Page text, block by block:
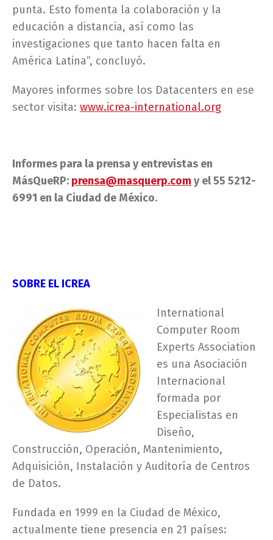
punta. Esto fomenta la colaboración y la
educación a distancia, así como las
investigaciones que tanto hacen falta en
América Latina”, concluyó.
Mayores informes sobre los Datacenters en ese
sector visita: www.icrea-international.org
Informes para la prensa y entrevistas en
MásQueRP: prensa@masquerp.com y el 55 5212-
6991 en la Ciudad de México.
SOBRE EL ICREA
International
Computer Room
Experts Association
es una Asociación
Internacional
formada por
Especialistas en
Diseño,
Construcción, Operación, Mantenimiento,
Adquisición, Instalación y Auditoría de Centros
de Datos.
Fundada en 1999 en la Ciudad de México,
actualmente tiene presencia en 21 países: